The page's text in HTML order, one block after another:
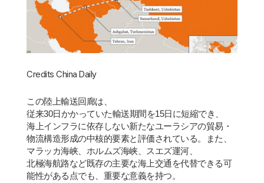
Credits China Daily
この陸上輸送回廊は、
従来30日かかっていた輸送期間を15日に短縮でき、
海上インフラに依存しない新たなユーラシアの貿易 ・
物流構造形成の中核的要素と評価されている。また、
マラッカ海峡、ホルムズ海峡、スエズ運河、
北極海航路など既存の主要な海上交通を代替できる可
能性がある点でも、重要な意義を持つ。